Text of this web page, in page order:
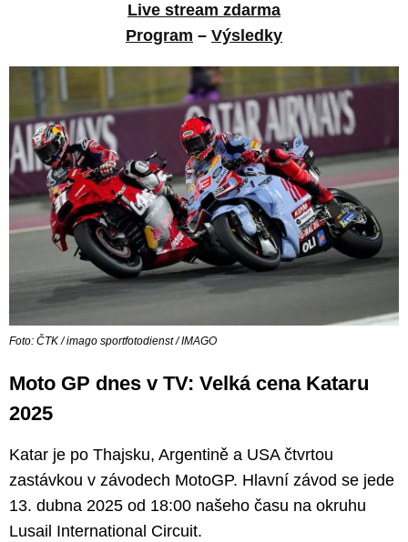
Live stream zdarma
Program – Výsledky
Foto: ČTK / imago sportfotodienst / IMAGO
Moto GP dnes v TV: Velká cena Kataru
2025
Katar je po Thajsku, Argentině a USA čtvrtou
zastávkou v závodech MotoGP. Hlavní závod se jede
13. dubna 2025 od 18:00 našeho času na okruhu
Lusail International Circuit.